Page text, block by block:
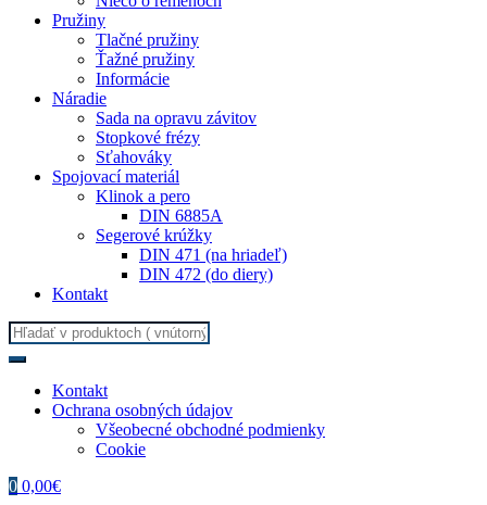
Pružiny
Tlačné pružiny
Ťažné pružiny
Informácie
Náradie
Sada na opravu závitov
Stopkové frézy
Sťahováky
Spojovací materiál
Klinok a pero
DIN 6885A
Segerové krúžky
DIN 471 (na hriadeľ)
DIN 472 (do diery)
Kontakt
Search
for:
Kontakt
Ochrana osobných údajov
Všeobecné obchodné podmienky
Cookie
0 0,00€